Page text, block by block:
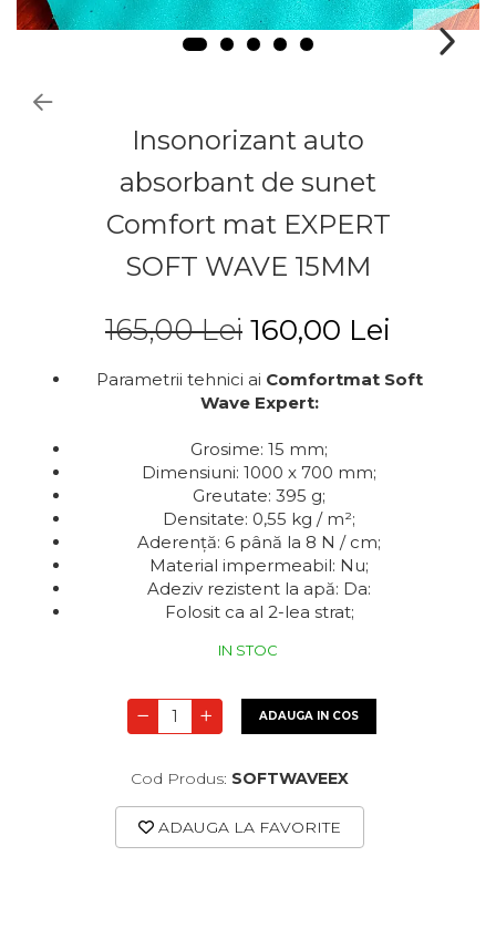
Insonorizant auto
absorbant de sunet
Comfort mat EXPERT
SOFT WAVE 15MM
165,00 Lei 160,00 Lei
Parametrii tehnici ai Comfortmat Soft
Wave Expert:
Grosime: 15 mm;
Dimensiuni: 1000 x 700 mm;
Greutate: 395 g;
Densitate: 0,55 kg / m²;
Aderență: 6 până la 8 N / cm;
Material impermeabil: Nu;
Adeziv rezistent la apă: Da:
Folosit ca al 2-lea strat;
IN STOC
ADAUGA IN COS
Cod Produs: SOFTWAVEEX
ADAUGA LA FAVORITE